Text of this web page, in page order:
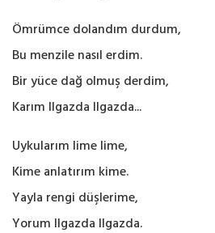
Ömrümce dolandım durdum,
Bu menzile nasıl erdim.
Bir yüce dağ olmuş derdim,
Karım Ilgazda Ilgazda...
Uykularım lime lime,
Kime anlatırım kime.
Yayla rengi düşlerime,
Yorum Ilgazda Ilgazda.